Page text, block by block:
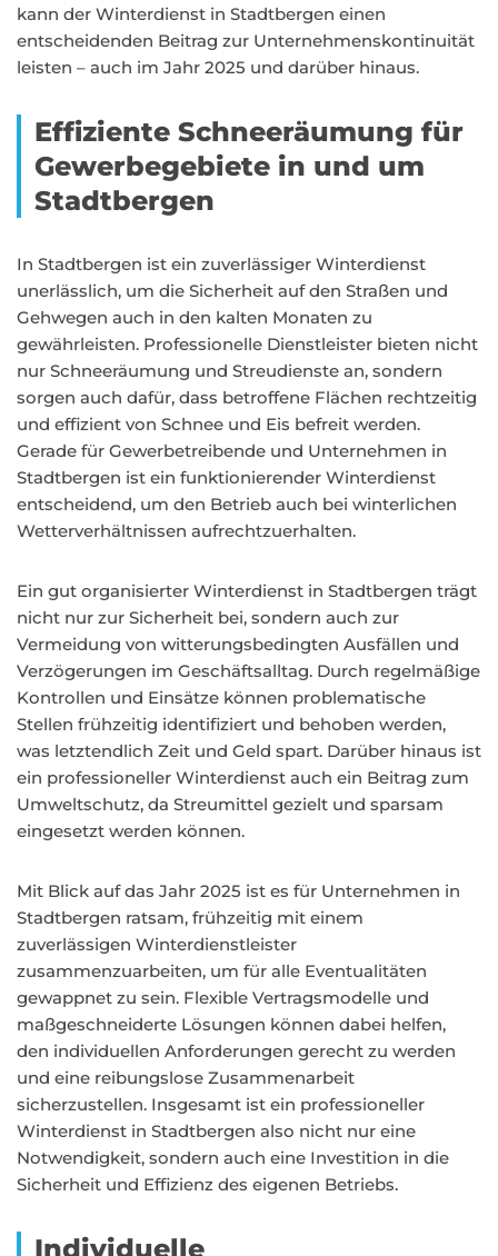
kann der Winterdienst in Stadtbergen einen
entscheidenden Beitrag zur Unternehmenskontinuität
leisten – auch im Jahr 2025 und darüber hinaus.
Effiziente Schneeräumung für
Gewerbegebiete in und um
Stadtbergen
In Stadtbergen ist ein zuverlässiger Winterdienst
unerlässlich, um die Sicherheit auf den Straßen und
Gehwegen auch in den kalten Monaten zu
gewährleisten. Professionelle Dienstleister bieten nicht
nur Schneeräumung und Streudienste an, sondern
sorgen auch dafür, dass betroffene Flächen rechtzeitig
und effizient von Schnee und Eis befreit werden.
Gerade für Gewerbetreibende und Unternehmen in
Stadtbergen ist ein funktionierender Winterdienst
entscheidend, um den Betrieb auch bei winterlichen
Wetterverhältnissen aufrechtzuerhalten.
Ein gut organisierter Winterdienst in Stadtbergen trägt
nicht nur zur Sicherheit bei, sondern auch zur
Vermeidung von witterungsbedingten Ausfällen und
Verzögerungen im Geschäftsalltag. Durch regelmäßige
Kontrollen und Einsätze können problematische
Stellen frühzeitig identifiziert und behoben werden,
was letztendlich Zeit und Geld spart. Darüber hinaus ist
ein professioneller Winterdienst auch ein Beitrag zum
Umweltschutz, da Streumittel gezielt und sparsam
eingesetzt werden können.
Mit Blick auf das Jahr 2025 ist es für Unternehmen in
Stadtbergen ratsam, frühzeitig mit einem
zuverlässigen Winterdienstleister
zusammenzuarbeiten, um für alle Eventualitäten
gewappnet zu sein. Flexible Vertragsmodelle und
maßgeschneiderte Lösungen können dabei helfen,
den individuellen Anforderungen gerecht zu werden
und eine reibungslose Zusammenarbeit
sicherzustellen. Insgesamt ist ein professioneller
Winterdienst in Stadtbergen also nicht nur eine
Notwendigkeit, sondern auch eine Investition in die
Sicherheit und Effizienz des eigenen Betriebs.
Individuelle